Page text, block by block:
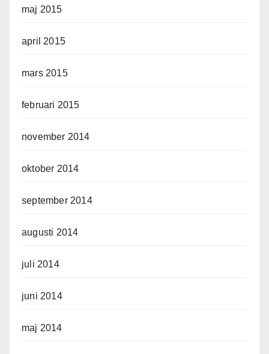
maj 2015
april 2015
mars 2015
februari 2015
november 2014
oktober 2014
september 2014
augusti 2014
juli 2014
juni 2014
maj 2014